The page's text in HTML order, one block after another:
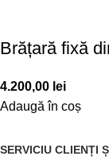
Brățară fixă
4.200,00 lei
Adaugă în coș
SERVICIU CLIENȚI